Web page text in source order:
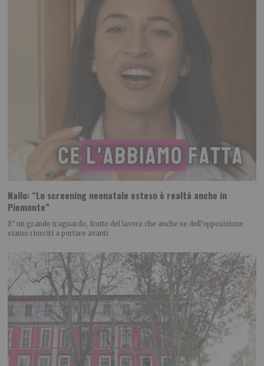
Nallo: “Lo screening neonatale esteso è realtà anche in
Piemonte”
E’ un grande traguardo, frutto del lavoro che anche se dell’opposizione
siamo riusciti a portare avanti